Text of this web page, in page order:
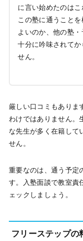
に言い始めたのはこ
この塾に通うこと
よいのか、他の塾
十分に吟味されて
せん。
厳しい口コミもありま
わけではありません。
な先生が多く在籍して
せん。
重要なのは、通う予定
す。入塾面談で教室責
ェックしましょう。
フリーステップの